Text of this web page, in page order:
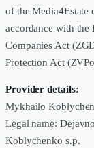
of the Media4Estate
accordance with the
Companies Act
Protection Act
Provider details:
Mykhailo
Legal name:
Koblychenko s.p.